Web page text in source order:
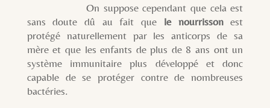
On suppose cependant que cela est
sans doute dû au fait que le nourrissonest
protégé naturellement par les anticorps de sa
mère et que les enfants de plus de 8 ans ont un
système immunitaire plus développé et donc
capable de se protéger contre de nombreuses
bactéries.